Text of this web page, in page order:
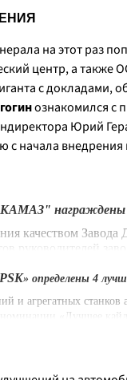
на этот раз
центр, а также
с докладами,
ознакомился с
Юрий
начала
награждены
качеством Завода
руководителей
цеха 3 РИЗа
а участок дважды
PSK» определены 4
и агрегатных станков
номинации «Лучшее